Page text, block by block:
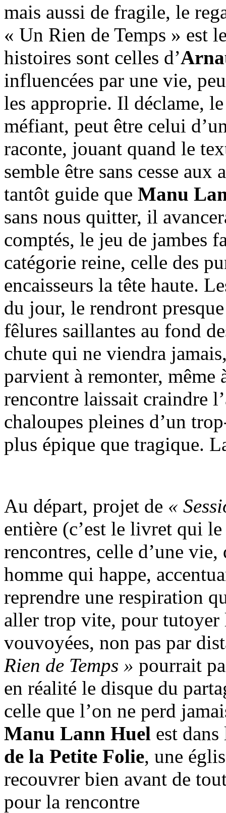
mais aussi de fragile, le
« Un Rien de Temps » est
histoires sont celles d’
influencées par une vie,
les approprie. Il déclame,
méfiant, peut être celui
raconte, jouant quand le
semble être sans cesse
tantôt guide que Manu
sans nous quitter, il
comptés, le jeu de jambes
catégorie reine, celle des
encaisseurs la tête haute.
du jour, le rendront
fêlures saillantes au fond
chute qui ne viendra
parvient à remonter, même
rencontre laissait craindre
chaloupes pleines d’un
plus épique que tragique.
Au départ, projet de «
entière (c’est le livret qui
rencontres, celle d’une vie,
homme qui happe,
reprendre une respiration
aller trop vite, pour tutoyer
vouvoyées, non pas par
Rien de Temps » pourrait
en réalité le disque du
celle que l’on ne perd
Manu Lann Huel est
de la Petite Folie, une
recouvrer bien avant de
pour la rencontre